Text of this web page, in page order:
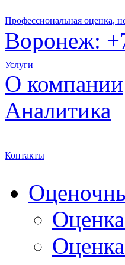
Профессиональная оценка,
Воронеж:
Услуги
О компании
Аналитика
Контакты